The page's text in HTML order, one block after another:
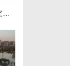
揭秘！专业充电桩项目软件开发商，究竟藏着哪些行业秘诀？